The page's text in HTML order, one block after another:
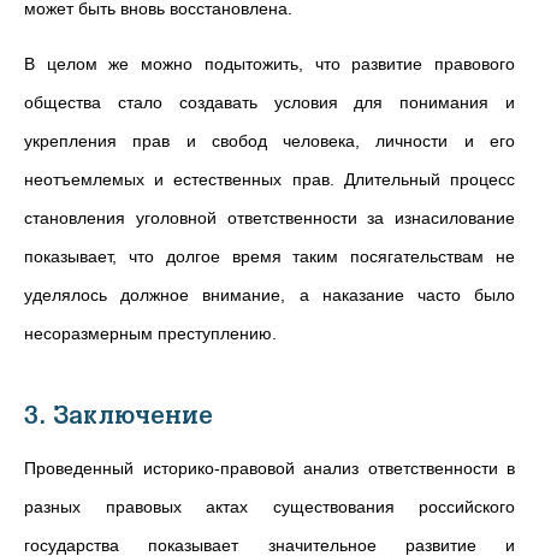
может быть вновь восстановлена.
В целом же можно подытожить, что развитие правового
общества стало создавать условия для понимания и
укрепления прав и свобод человека, личности и его
неотъемлемых и естественных прав. Длительный процесс
становления уголовной ответственности за изнасилование
показывает, что долгое время таким посягательствам не
уделялось должное внимание, а наказание часто было
несоразмерным преступлению.
3. Заключение
Проведенный историко-правовой анализ ответственности в
разных правовых актах существования российского
государства показывает значительное развитие и